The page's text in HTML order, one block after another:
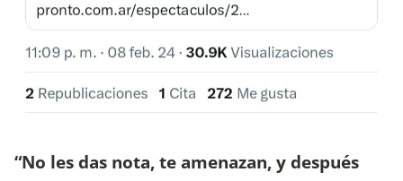
“No les das nota, te amenazan, y después